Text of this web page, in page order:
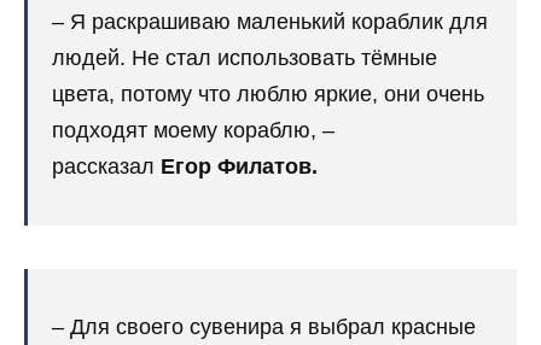
– Я раскрашиваю маленький кораблик для
людей. Не стал использовать тёмные
цвета, потому что люблю яркие, они очень
подходят моему кораблю, –
рассказал Егор Филатов.
– Для своего сувенира я выбрал красные